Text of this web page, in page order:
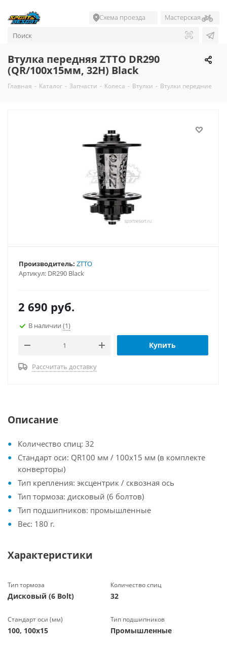
Схема проезда Мастерская
Втулка передняя ZTTO DR290
(QR/100x15мм, 32H) Black
Главная - Каталог - Запчасти - Колеса - Втулки - Втулки передние
Артикул: DR290 Black
Производитель: ZTTO
2 690 руб.
В наличии (1)
Купить
Рассчитать доставку
Описание
Количество спиц: 32
Стандарт оси: QR100 мм / 100x15 мм (в комплекте
конверторы)
Тип крепления: эксцентрик / сквозная ось
Тип тормоза: дисковый (6 болтов)
Тип подшипников: промышленные
Вес: 180 г.
Характеристики
Тип тормоза
Дисковый (6 Bolt)
Количество спиц
32
Стандарт оси (мм)
100, 100x15
Тип подшипников
Промышленные